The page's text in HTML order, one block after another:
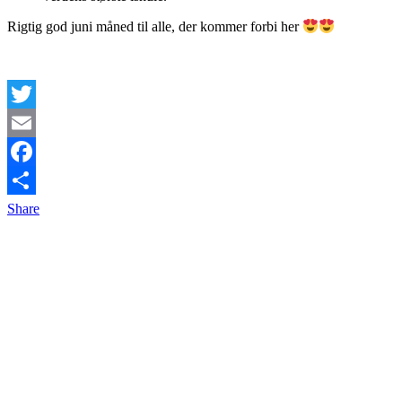
Rigtig god juni måned til alle, der kommer forbi her
Twitter
Email
Facebook
Share